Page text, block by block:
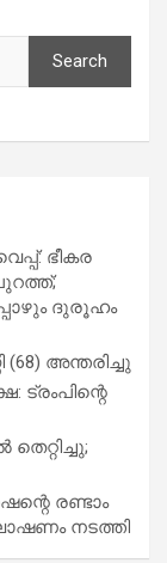
Search
ഭീകര
ദുരൂഹം
അന്തരിച്ചു
രണ്ടാം
നടത്തി